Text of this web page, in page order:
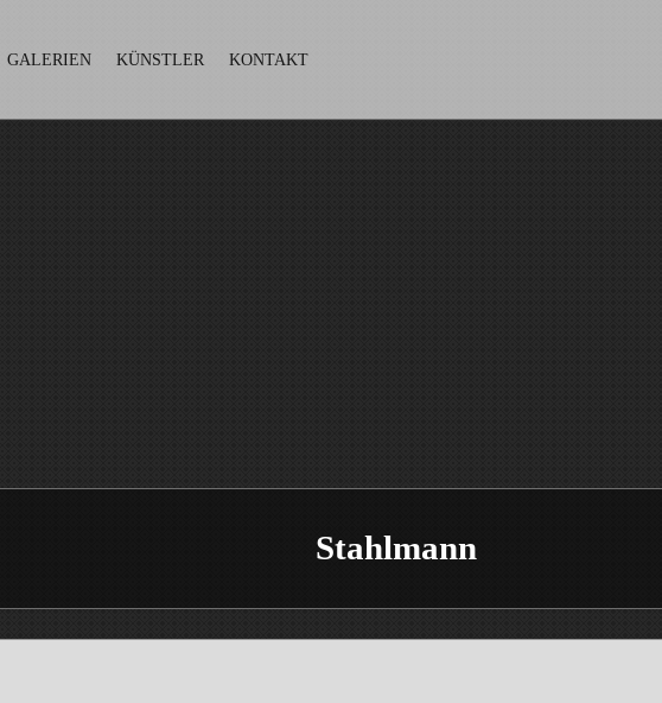
Stahlmann
GALERIEN KÜNSTLER KONTAKT